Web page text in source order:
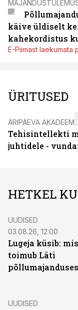
käive üldiselt
kahekordistus
E-Piimast laekumata
ÜRITUSED
ÄRIPÄEVA
Tehisintellekti
juhtidele -
HETKEL
UUDISED
03.08.26, 12:00
Lugeja küsib: mis
toimub Läti
UUDISED